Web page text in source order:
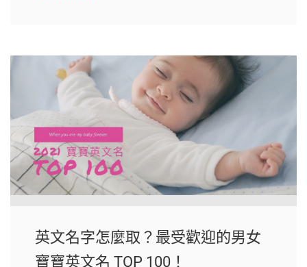
英文名字怎麼取？最受歡迎的男女
寶寶英文名 TOP 100！